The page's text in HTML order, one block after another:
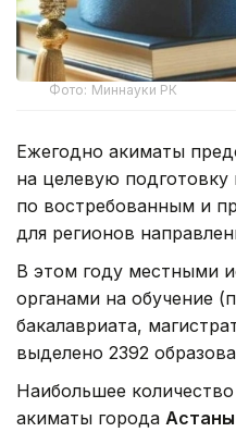
Фото: Миннауки РК
Ежегодно акиматы
на целевую подготовку
по востребованным и
для регионов
В этом году местными
органами на обучение
бакалавриата,
выделено 2392
Наибольшее
акиматы города Астаны